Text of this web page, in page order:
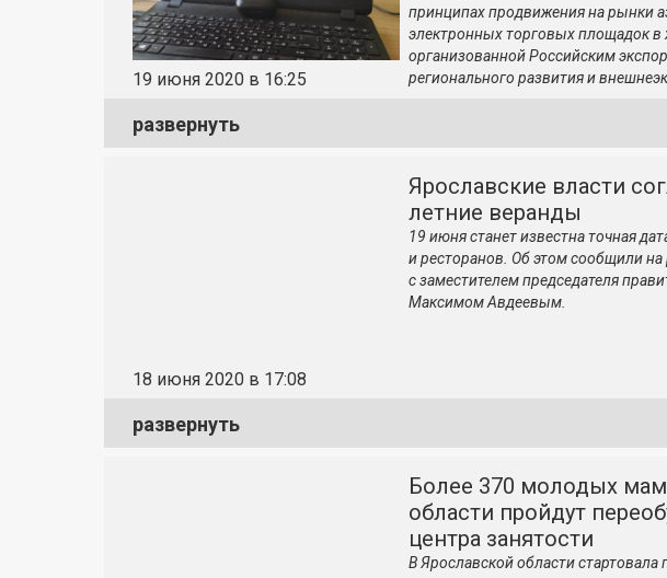
19 июня 2020 в 16:25
принципах продвижения на рынки
электронных торговых площадок в
организованной Российским
регионального развития и
развернуть
18 июня 2020 в 17:08
Ярославские власти
летние веранды
19 июня станет известна точная
и ресторанов. Об этом сообщили на
с заместителем председателя
Максимом Авдеевым.
развернуть
Более 370 молодых
области пройдут
центра занятости
В Ярославской области